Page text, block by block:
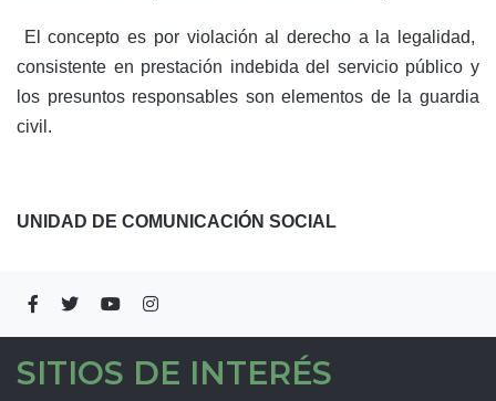
El concepto es por violación al derecho a la legalidad,
consistente en prestación indebida del servicio público y
los presuntos responsables son elementos de la guardia
civil.
UNIDAD DE COMUNICACIÓN SOCIAL
SITIOS DE INTERÉS